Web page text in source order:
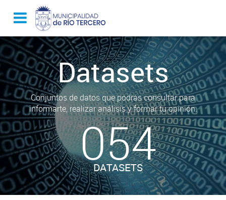
Datasets
Conjuntos de datos que podrás consultar para
informarte, realizar análisis y formar tu opinión.
054
DATASETS